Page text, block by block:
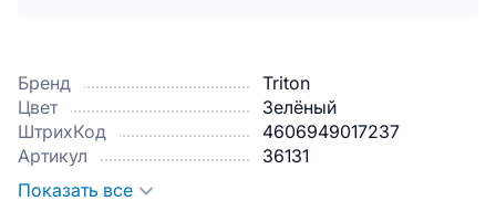
Бренд
Triton
Цвет
Зелёный
ШтрихКод
4606949017237
Артикул
36131
Показать все